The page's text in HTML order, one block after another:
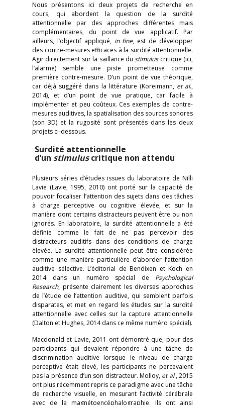
Nous présentons ici deux projets de recherche en
cours, qui abordent la question de la surdité
attentionnelle par des approches différentes mais
complémentaires, du point de vue applicatif. Par
ailleurs, l’objectif appliqué, in fine, est de développer
des contre-mesures efficaces à la surdité attentionnelle.
Agir directement sur la saillance dustimulus critique (ici,
l’alarme) semble une piste prometteuse comme
première contre-mesure. D’un point de vue théorique,
car déjà suggéré dans la littérature (Koreimann, et al.,
2014), et d’un point de vue pratique, car facile à
implémenter et peu coûteux. Ces exemples de contre-
mesures auditives, la spatialisation des sources sonores
(son 3D) et la rugosité sont présentés dans les deux
projets ci-dessous.
Surdité attentionnelle
d’un stimuluscritique non attendu
Plusieurs séries d’études issues du laboratoire de Nilli
Lavie (Lavie, 1995, 2010) ont porté sur la capacité de
pouvoir focaliser l’attention des sujets dans des tâches
à charge perceptive ou cognitive élevée, et sur la
manière dont certains distracteurs peuvent être ou non
ignorés. En laboratoire, la surdité attentionnelle a été
définie comme le fait de ne pas percevoir des
distracteurs auditifs dans des conditions de charge
élevée. La surdité attentionnelle peut être considérée
comme une manière particulière d’aborder l’attention
auditive sélective. L’éditorial de Bendixen et Koch en
2014 dans un numéro spécial de Psychological
Research, présente clairement les diverses approches
de l’étude de l’attention auditive, qui semblent parfois
disparates, et met en regard les études sur la surdité
attentionnelle avec celles sur la capture attentionnelle
(Dalton et Hughes, 2014 dans ce même numéro spécial).
Macdonald et Lavie, 2011 ont démontré que, pour des
participants qui devaient répondre à une tâche de
discrimination auditive lorsque le niveau de charge
perceptive était élevé, les participants ne percevaient
pas la présence d’un son distracteur. Molloy, et al., 2015
ont plus récemment repris ce paradigme avec une tâche
de recherche visuelle, en mesurant l’activité cérébrale
avec de la magnétoencéphalographie. Ils ont ainsi